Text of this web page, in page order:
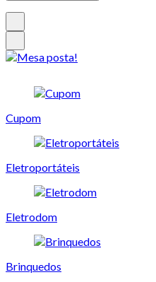
Cupom
Eletroportáteis
Eletrodom
Brinquedos